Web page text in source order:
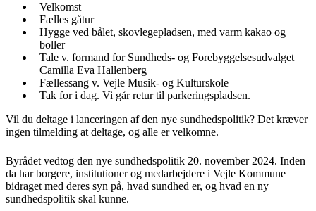
Velkomst
Fælles gåtur
Hygge ved bålet, skovlegepladsen, med varm kakao og
boller
Tale v. formand for Sundheds- og Forebyggelsesudvalget
Camilla Eva Hallenberg
Fællessang v. Vejle Musik- og Kulturskole
Tak for i dag. Vi går retur til parkeringspladsen.
Vil du deltage i lanceringen af den nye sundhedspolitik? Det kræver
ingen tilmelding at deltage, og alle er velkomne.
Byrådet vedtog den nye sundhedspolitik 20. november 2024. Inden
da har borgere, institutioner og medarbejdere i Vejle Kommune
bidraget med deres syn på, hvad sundhed er, og hvad en ny
sundhedspolitik skal kunne.